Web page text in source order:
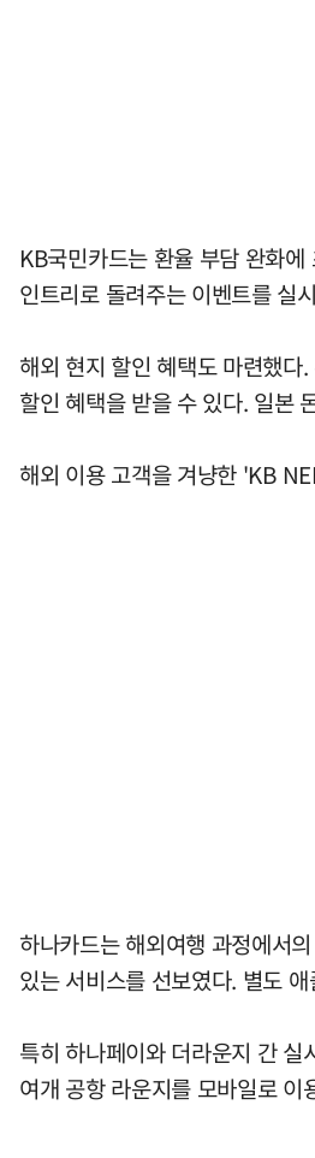
KB국민카드는 환율 부담 완화
인트리로 돌려주는 이벤트를 실
해외 현지 할인 혜택도 마련했
할인 혜택을 받을 수 있다. 일본
해외 이용 고객을 겨냥한 'KB
하나카드는 해외여행 과정에서
있는 서비스를 선보였다. 별도
특히 하나페이와 더라운지 간
여개 공항 라운지를 모바일로